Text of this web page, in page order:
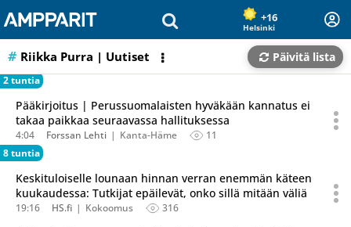
+16
Helsinki
Riikka Purra | Uutiset Päivitä lista
2 tuntia
Pääkirjoitus | Perussuomalaisten hyväkään kannatus ei
takaa paikkaa seuraavassa hallituksessa
4:04 Forssan Lehti Kanta-Häme
11
8 tuntia
Keskituloiselle lounaan hinnan verran enemmän käteen
kuukaudessa: Tutkijat epäilevät, onko sillä mitään väliä
19:16 HS.fi Kokoomus 316